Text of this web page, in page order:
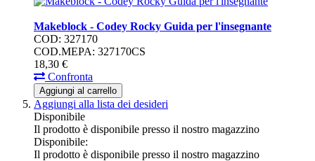
Makeblock - Codey Rocky Guida per l'insegnante
COD: 327170
COD.MEPA: 327170CS
18,30 €
Confronta
Aggiungi al carrello
Aggiungi alla lista dei desideri
Disponibile
Il prodotto è disponibile presso il nostro magazzino
Disponibile:
Il prodotto è disponibile presso il nostro magazzino